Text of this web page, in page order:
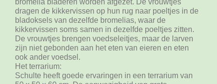
dragen de kikkervissen op hun rug naar poeltjes in de
bladoksels van dezelfde bromelias, waar de
kikkervissen soms samen in dezelfde poeltjes zitten.
De vrouwtjes brengen voedseleitjes, maar de larven
zijn niet gebonden aan het eten van eieren en eten
ook ander voedsel.
Het terrarium:
Schulte heeft goede ervaringen in een terrarium van